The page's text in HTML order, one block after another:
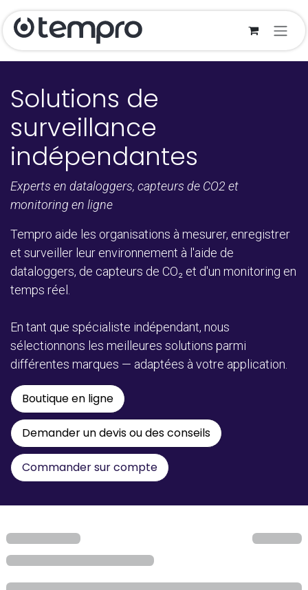
Se rendre au contenu
Solutions de
surveillance
indépendantes
Experts en dataloggers, capteurs de CO2 et
monitoring en ligne
Tempro aide les organisations à mesurer, enregistrer
et surveiller leur environnement à l'aide de
dataloggers, de capteurs de CO₂ et d'un monitoring en
temps réel.
En tant que spécialiste indépendant, nous
sélectionnons les meilleures solutions parmi
différentes marques — adaptées à votre application.
Boutique en ligne
Demander un devis ou des conseils
Commander sur compte